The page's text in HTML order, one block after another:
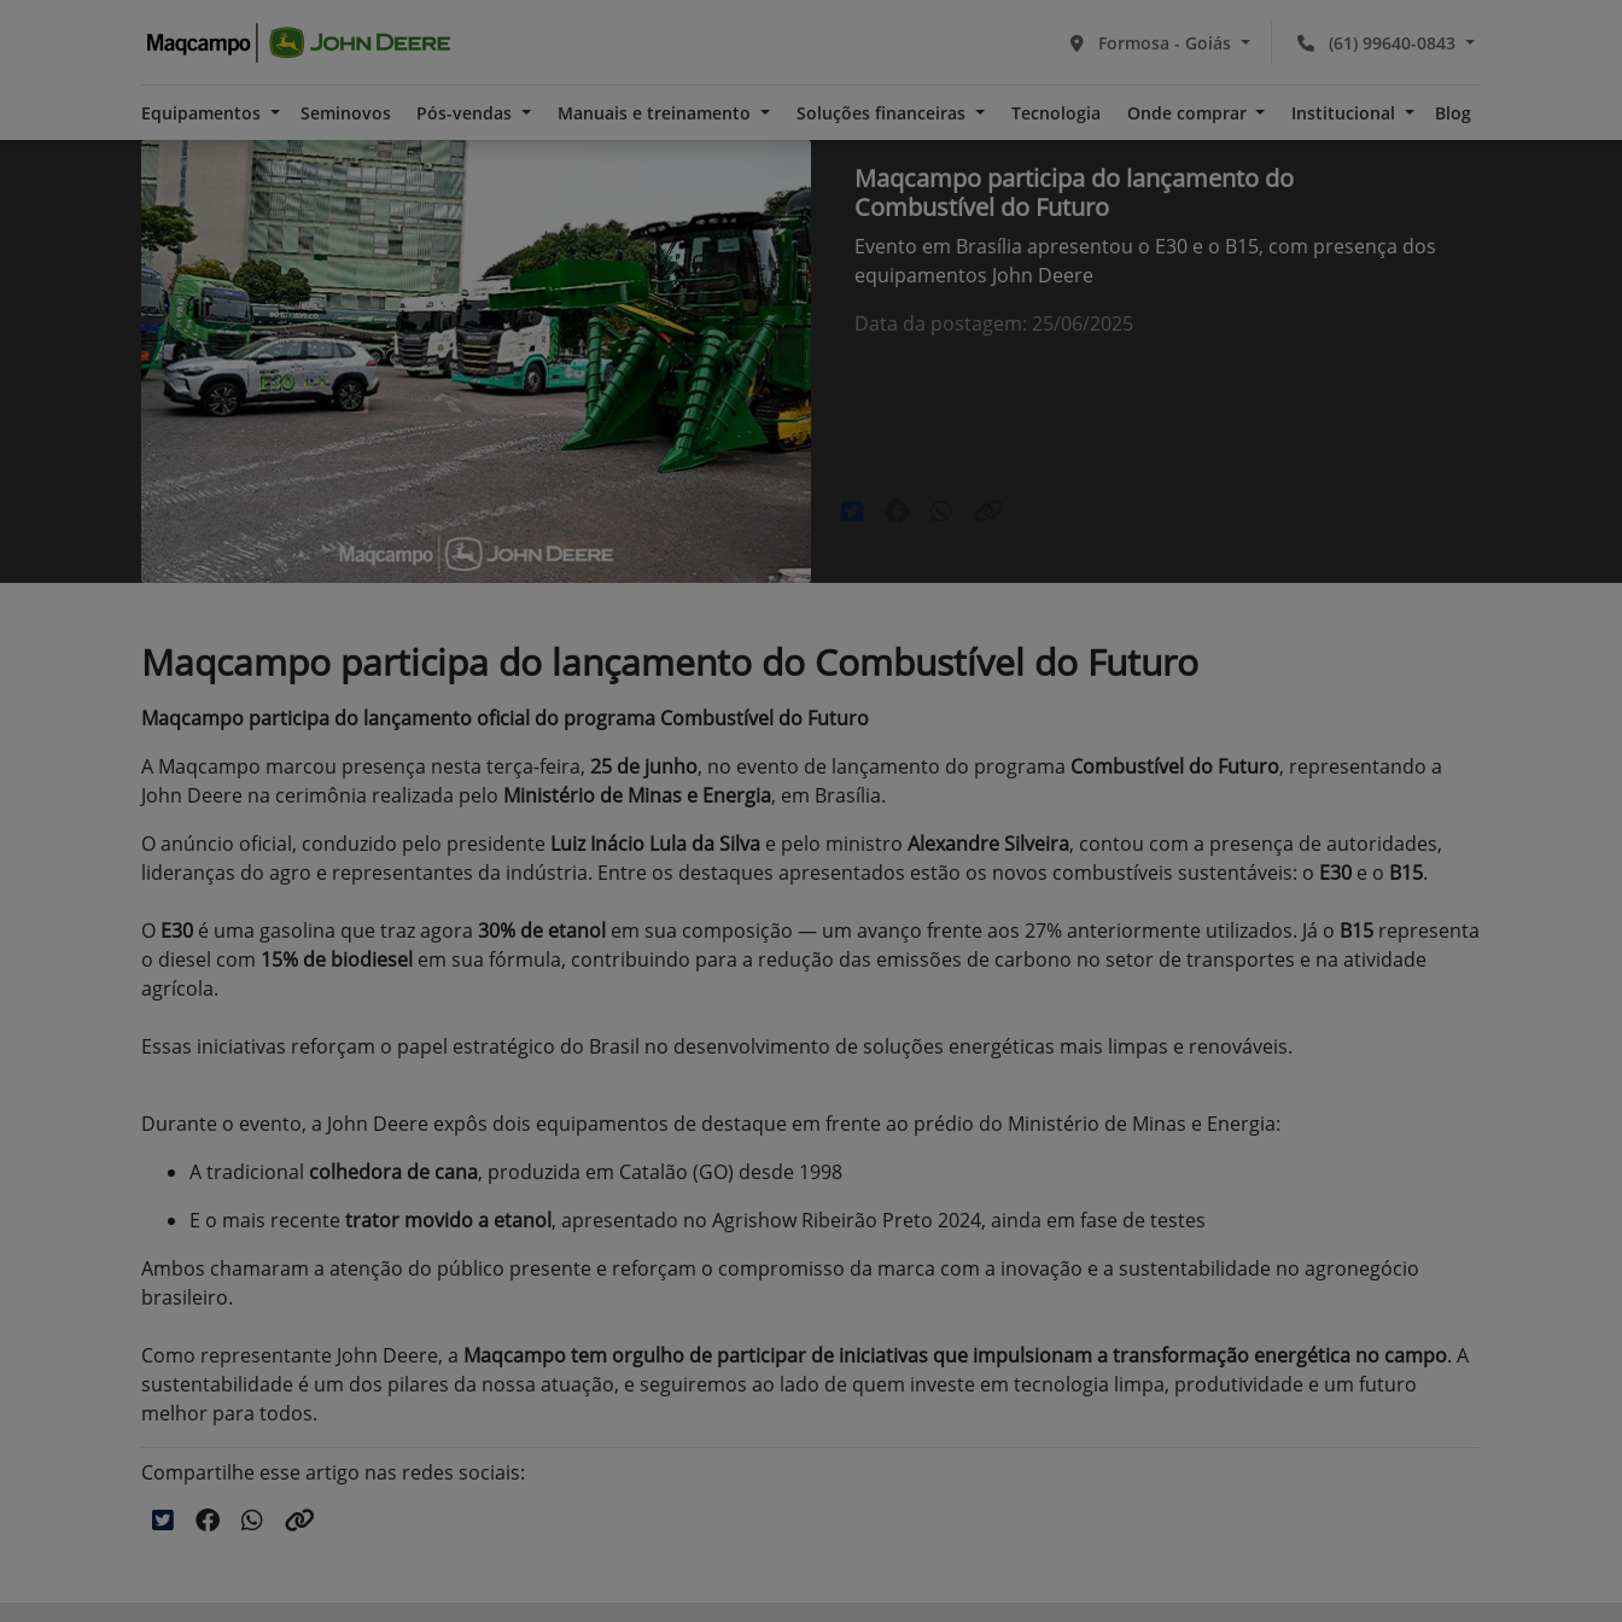
(61) 99640-0843
Formosa - Goiás
Equipamentos Seminovos Pós-vendas Manuais e treinamento Soluções financeiras Tecnologia Onde comprar Institucional Blog
Maqcampo participa do lançamento do
Combustível do Futuro
Evento em Brasília apresentou o E30 e o B15, com presença dos
equipamentos John Deere
Data da postagem: 25/06/2025
Maqcampo participa do lançamento do Combustível do Futuro
Maqcampo participa do lançamento oficial do programa Combustível do Futuro
A Maqcampo marcou presença nesta terça-feira, 25 de junho, no evento de lançamento do programa Combustível do Futuro, representando a
John Deere na cerimônia realizada pelo Ministério de Minas e Energia, em Brasília.
O anúncio oficial, conduzido pelo presidente Luiz Inácio Lula da Silva e pelo ministro Alexandre Silveira, contou com a presença de autoridades,
lideranças do agro e representantes da indústria. Entre os destaques apresentados estão os novos combustíveis sustentáveis: o E30 e o B15.
O E30 é uma gasolina que traz agora 30% de etanol em sua composição — um avanço frente aos 27% anteriormente utilizados. Já o B15 representa
o diesel com 15% de biodiesel em sua fórmula, contribuindo para a redução das emissões de carbono no setor de transportes e na atividade
agrícola.
Essas iniciativas reforçam o papel estratégico do Brasil no desenvolvimento de soluções energéticas mais limpas e renováveis.
Durante o evento, a John Deere expôs dois equipamentos de destaque em frente ao prédio do Ministério de Minas e Energia:
A tradicional colhedora de cana, produzida em Catalão (GO) desde 1998
E o mais recente trator movido a etanol, apresentado no Agrishow Ribeirão Preto 2024, ainda em fase de testes
Ambos chamaram a atenção do público presente e reforçam o compromisso da marca com a inovação e a sustentabilidade no agronegócio
brasileiro.
Como representante John Deere, a Maqcampo tem orgulho de participar de iniciativas que impulsionam a transformação energética no campo. A
sustentabilidade é um dos pilares da nossa atuação, e seguiremos ao lado de quem investe em tecnologia limpa, produtividade e um futuro
melhor para todos.
Compartilhe esse artigo nas redes sociais: